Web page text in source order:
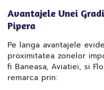
Avantajele Unei
Pipera
Pe langa avantajele
proximitatea zonelor
fi Baneasa, Aviatiei, si
remarca prin: